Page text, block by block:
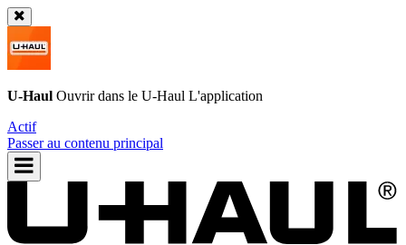
U-Haul Ouvrir dans le U-Haul L'application
Actif
Passer au contenu principal